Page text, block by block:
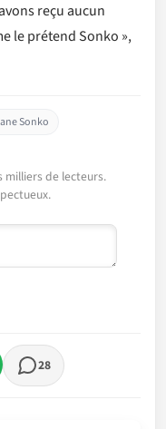
reçu aucun
le prétend Sonko »,
Sonko
milliers de lecteurs.
28